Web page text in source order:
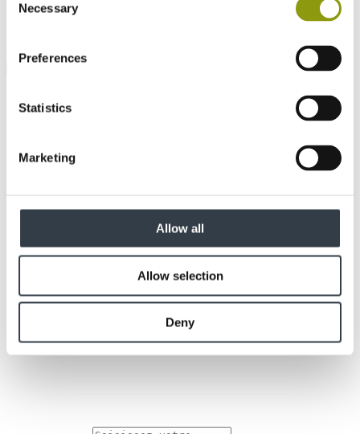
Selection
Necessary
Preferences
Statistics
Marketing
Allow all
Allow selection
Deny
Comment avez-vous entendu parler de nous ?